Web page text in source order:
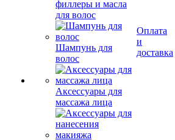
филлеры и масла
для волос
Шампунь для
волос
Аксессуары для
массажа лица
Оплата
и
доставка